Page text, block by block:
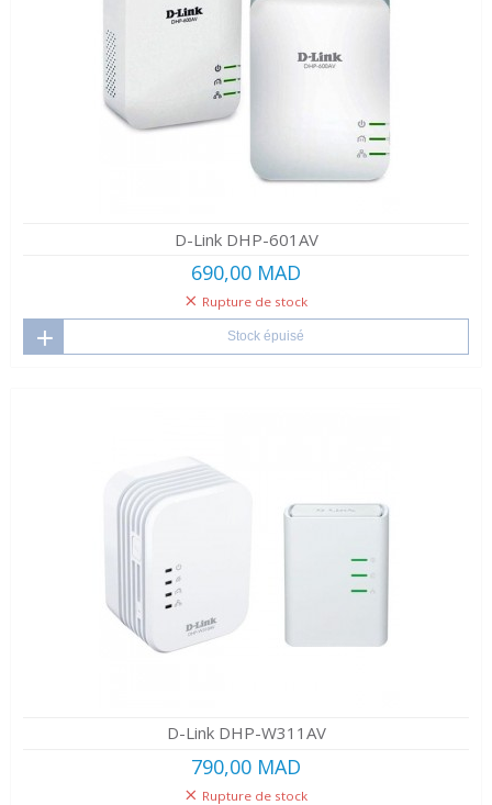
D-Link DHP-601AV
690,00 MAD
Rupture de stock
Stock épuisé
D-Link DHP-W311AV
790,00 MAD
Rupture de stock